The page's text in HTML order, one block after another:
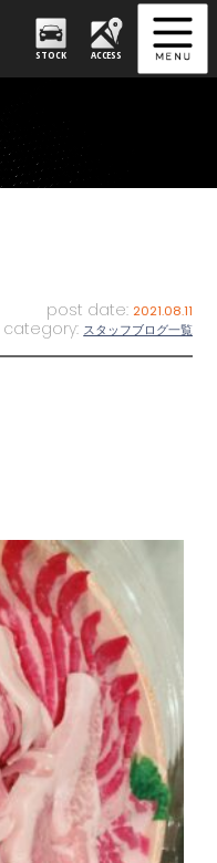
STOCK ACCESS
post date: 2021.08.11
category: スタッフブログ一覧